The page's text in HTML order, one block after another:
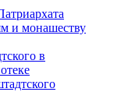
и монашеству
в